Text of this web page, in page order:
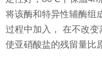
将该酶和特异性辅酶组
过程中加入， 在不改变
使亚硝酸盐的残留量比